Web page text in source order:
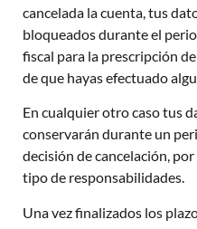
cancelada la cuenta, tus
bloqueados durante el
fiscal para la prescripción
de que hayas efectuado
En cualquier otro caso tus
conservarán durante un
decisión de cancelación,
tipo de responsabilidades.
Una vez finalizados los